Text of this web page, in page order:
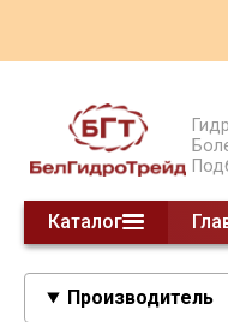
Каталог
Производитель